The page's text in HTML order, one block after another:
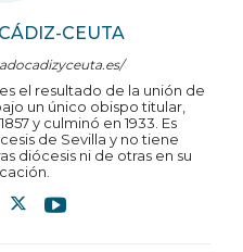
CEUTA
el resultado de la unión de
un único obispo titular,
y culminó en 1933. Es
de Sevilla y no tiene
diócesis ni de otras en su